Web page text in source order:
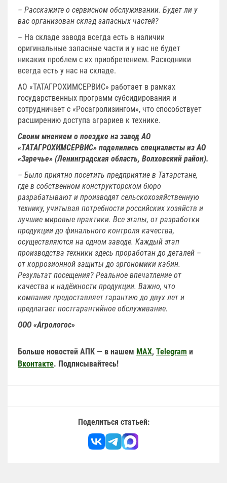
– Расскажите о сервисном обслуживании. Будет ли у
вас организован склад запасных частей?
– На складе завода всегда есть в наличии
оригинальные запасные части и у нас не будет
никаких проблем с их приобретением. Расходники
всегда есть у нас на складе.
АО «ТАТАГРОХИМСЕРВИС» работает в рамках
государственных программ субсидирования и
сотрудничает с «Росагролизингом», что способствует
расширению доступа аграриев к технике.
Своим мнением о поездке на завод АО
«ТАТАГРОХИМСЕРВИС» поделились специалисты из АО
«Заречье» (Ленинградская область, Волховский район).
– Было приятно посетить предприятие в Татарстане,
где в собственном конструкторском бюро
разрабатывают и производят сельскохозяйственную
технику, учитывая потребности российских хозяйств и
лучшие мировые практики. Все этапы, от разработки
продукции до финального контроля качества,
осуществляются на одном заводе. Каждый этап
производства техники здесь проработан до деталей –
от коррозионной защиты до эргономики кабин.
Результат посещения? Реальное впечатление от
качества и надёжности продукции. Важно, что
компания предоставляет гарантию до двух лет и
предлагает постгарантийное обслуживание.
ООО «Агрологос»
Больше новостей АПК — в нашем MAX, Telegram и
Вконтакте. Подписывайтесь!
Поделиться статьей: